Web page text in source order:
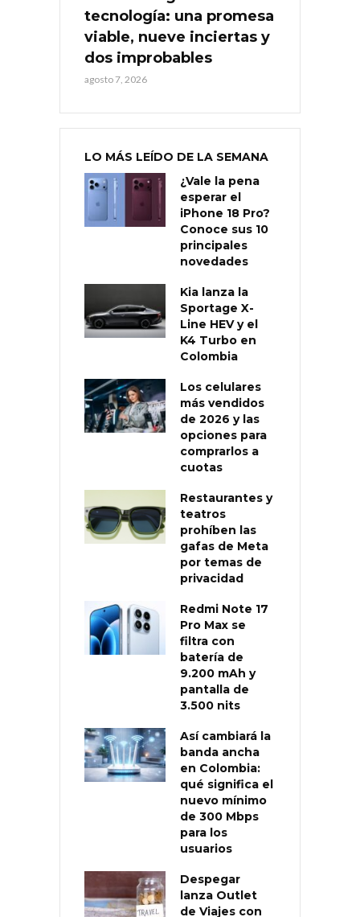
tecnología: una promesa
viable, nueve inciertas y
dos improbables
agosto 7, 2026
LO MÁS LEÍDO DE LA SEMANA
¿Vale la pena
esperar el
iPhone 18 Pro?
Conoce sus 10
principales
novedades
Kia lanza la
Sportage X-
Line HEV y el
K4 Turbo en
Colombia
Los celulares
más vendidos
de 2026 y las
opciones para
comprarlos a
cuotas
Restaurantes y
teatros
prohíben las
gafas de Meta
por temas de
privacidad
Redmi Note 17
Pro Max se
filtra con
batería de
9.200 mAh y
pantalla de
3.500 nits
Así cambiará la
banda ancha
en Colombia:
qué significa el
nuevo mínimo
de 300 Mbps
para los
usuarios
Despegar
lanza Outlet
de Viajes con